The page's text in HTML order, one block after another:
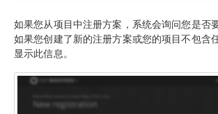
如果您从项目中注册方案，系统会询问您是否
如果您创建了新的注册方案或您的项目不包含
显示此信息。